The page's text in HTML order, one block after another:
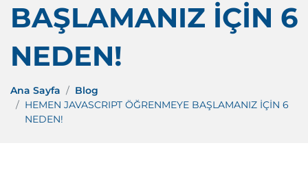
BAŞLAMANIZ İÇİN 6
NEDEN!
Ana Sayfa
Blog
HEMEN JAVASCRIPT ÖĞRENMEYE BAŞLAMANIZ İÇİN 6
NEDEN!